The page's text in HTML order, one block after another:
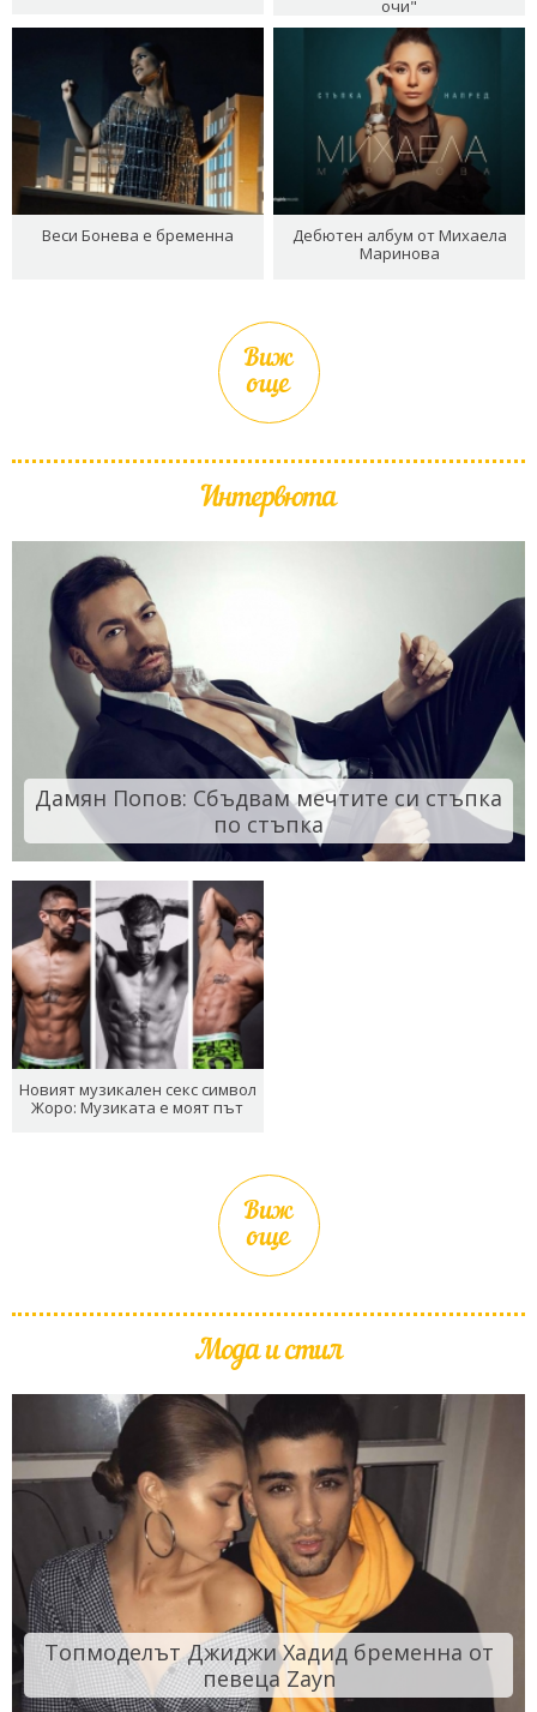
очи"
Веси Бонева е бременна
Дебютен албум от Михаела
Маринова
Виж
още
Интервюта
Дамян Попов: Сбъдвам мечтите си стъпка
по стъпка
Новият музикален секс символ
Жоро: Музиката е моят път
Виж
още
Мода и стил
Топмоделът Джиджи Хадид бременна от
певеца Zayn